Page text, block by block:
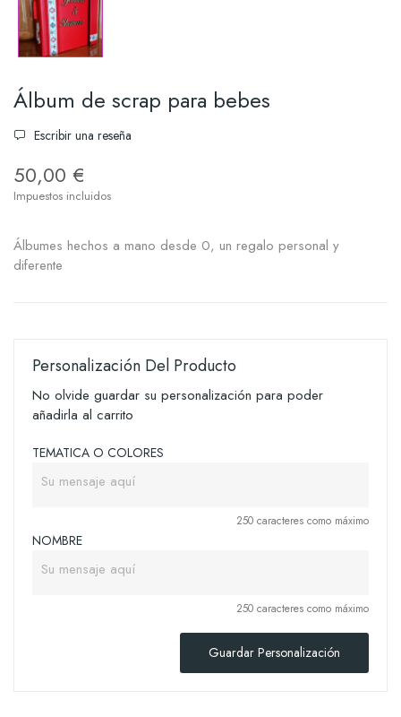
Álbum de scrap para bebes
Escribir una reseña
50,00 €
Impuestos incluidos
Álbumes hechos a mano desde 0, un regalo personal y
diferente
Personalización Del Producto
No olvide guardar su personalización para poder
añadirla al carrito
TEMATICA O COLORES
250 caracteres como máximo
NOMBRE
250 caracteres como máximo
Guardar Personalización